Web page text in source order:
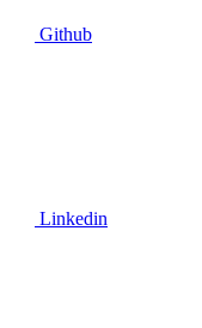
Github
Linkedin